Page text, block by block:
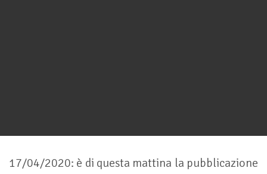
17/04/2020: è di questa mattina la pubblicazione